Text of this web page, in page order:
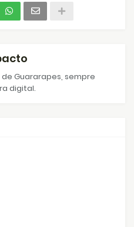
Guararapes, sempre
digital.